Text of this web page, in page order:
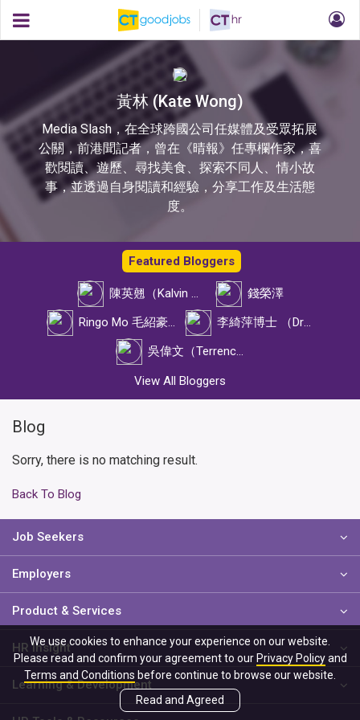
黃林 (Kate Wong)
Media Slash，在全球跨國公司任媒體及受眾拓展
公關，前港聞記者，曾在《晴報》任專欄作家，喜
歡閱讀、遊歷、尋找美食、探索不同人、情小故
事，並透過自身閱讀和經驗，分享工作及生活態
度。
Featured Bloggers
陳英翹（Kalvin Chan）
錢榮澤
Ringo Mo 毛紹豪先生
李綺萍博士 （Dr Alison Lee）
吳偉文（Terrence）
View All Bloggers
Blog
Sorry, there is no matching result.
Back To Blog
Job Seekers
Employers
Product & Services
HR Insight
Learning & Development
We use cookies to enhance your experience on our website.
Please read and confirm your agreement to our Privacy Policyand
Terms and Conditions before continue to browse our website.
Read and Agreed